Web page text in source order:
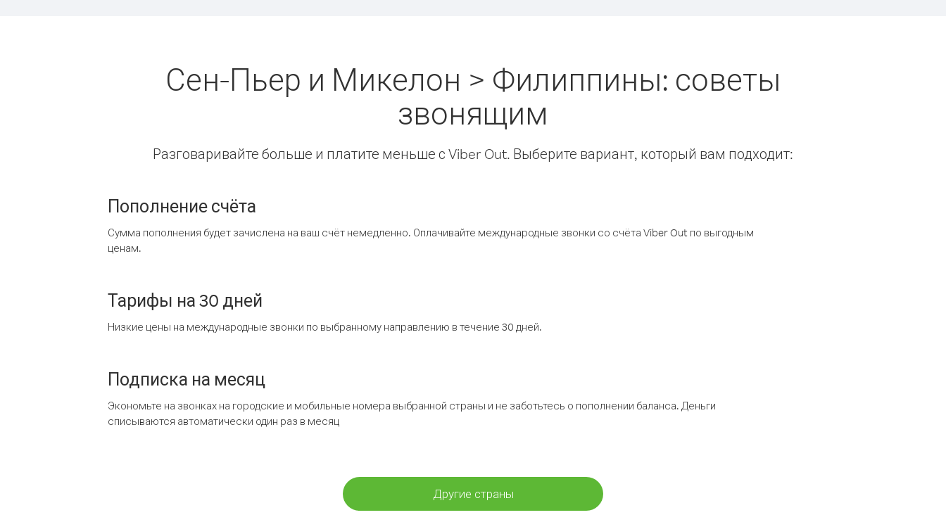
Сен-Пьер и Микелон > Филиппины: советы
звонящим
Разговаривайте больше и платите меньше с Viber Out. Выберите вариант, который вам подходит:
Пополнение счёта
Сумма пополнения будет зачислена на ваш счёт немедленно. Оплачивайте международные звонки со счёта Viber Out по выгодным
ценам.
Тарифы на 30 дней
Низкие цены на международные звонки по выбранному направлению в течение 30 дней.
Подписка на месяц
Экономьте на звонках на городские и мобильные номера выбранной страны и не заботьтесь о пополнении баланса. Деньги
списываются автоматически один раз в месяц
Другие страны